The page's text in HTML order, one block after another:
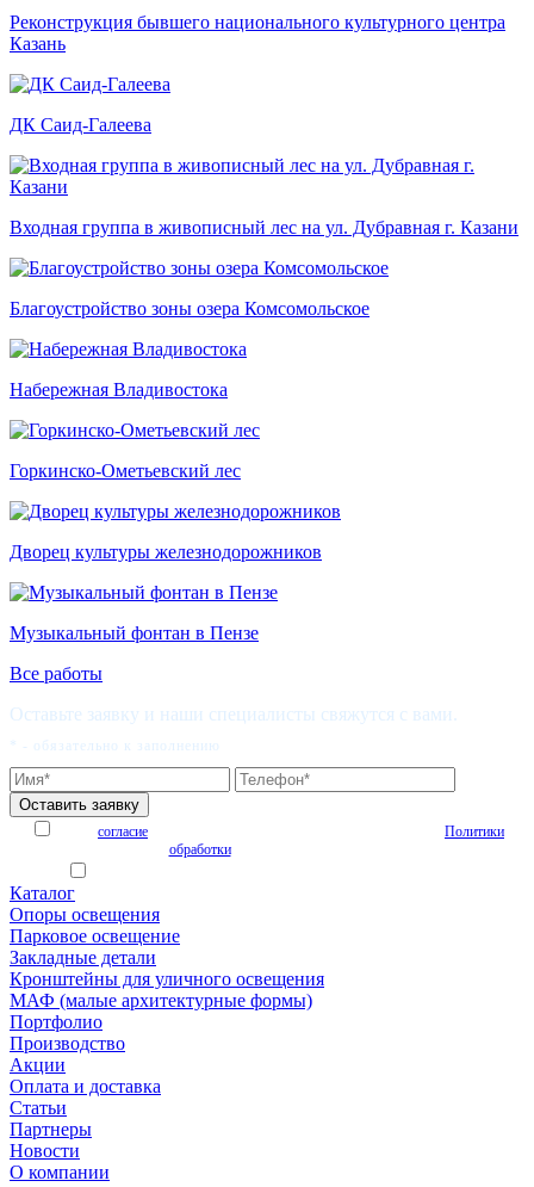
Реконструкция бывшего национального культурного центра
Казань
ДК Саид-Галеева
Входная группа в живописный лес на ул. Дубравная г. Казани
Благоустройство зоны озера Комсомольское
Набережная Владивостока
Горкинско-Ометьевский лес
Дворец культуры железнодорожников
Музыкальный фонтан в Пензе
Все работы
Оставьте заявку и наши специалисты свяжутся с вами.
* - обязательно к заполнению
согласие
Политики
обработкиперсональных данных
Каталог
Опоры освещения
Парковое освещение
Закладные детали
Кронштейны для уличного освещения
МАФ (малые архитектурные формы)
Портфолио
Производство
Акции
Оплата и доставка
Статьи
Партнеры
Новости
О компании